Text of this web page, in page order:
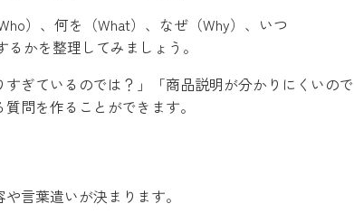
）、何を（What）、なぜ（Why）、いつ
るかを整理してみましょう。
ぎているのでは？」「商品説明が分かりにくいので
問を作ることができます。
言葉遣いが決まります。